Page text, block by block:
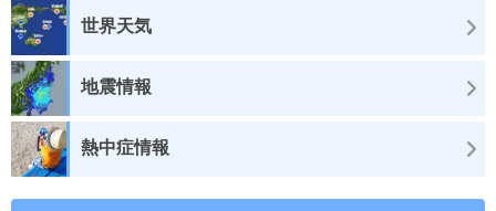
世界天気
地震情報
熱中症情報